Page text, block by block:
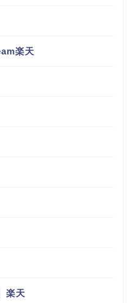
楽天
楽天